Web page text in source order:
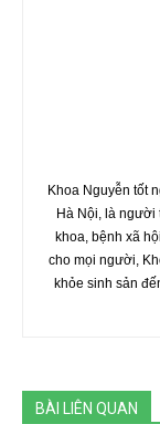
Khoa Nguyễn tốt
Hà Nội, là người
khoa, bệnh xã
cho mọi người,
khỏe sinh sản
BÀI LIÊN QUAN